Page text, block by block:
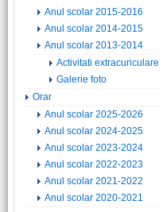
Anul scolar 2015-2016
Anul scolar 2014-2015
Anul scolar 2013-2014
Activitati extracuriculare
Galerie foto
Orar
Anul scolar 2025-2026
Anul scolar 2024-2025
Anul scolar 2023-2024
Anul scolar 2022-2023
Anul scolar 2021-2022
Anul scolar 2020-2021